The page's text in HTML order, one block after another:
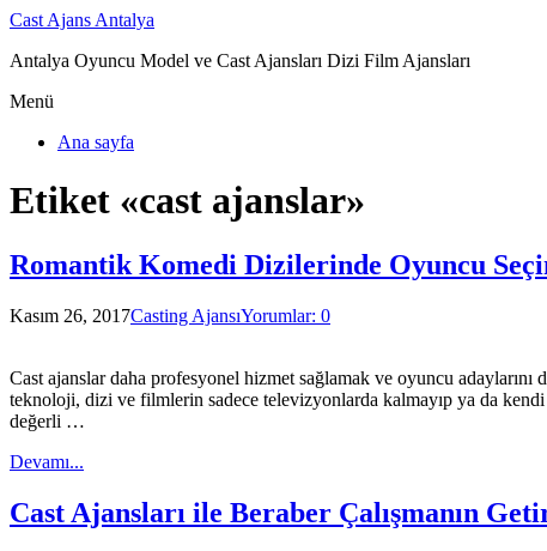
Cast Ajans Antalya
Antalya Oyuncu Model ve Cast Ajansları Dizi Film Ajansları
Menü
Ana sayfa
Etiket «cast ajanslar»
Romantik Komedi Dizilerinde Oyuncu
Kasım 26, 2017Casting AjansıYorumlar: 0
Cast ajanslar daha profesyonel hizmet sağlamak ve oyuncu
teknoloji, dizi ve filmlerin sadece televizyonlarda kalmayıp ya da kendi
değerli …
Devamı...
Cast Ajansları ile Beraber Çalışmanın